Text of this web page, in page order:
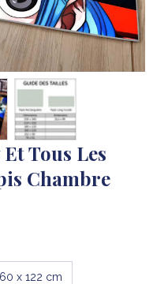
Tous Les
Chambre
x 122 cm